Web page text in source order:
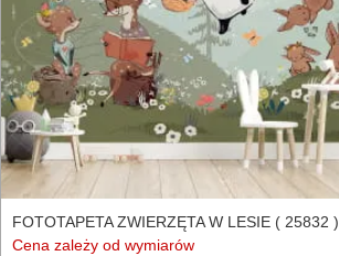
FOTOTAPETA ZWIERZĘTA W LESIE ( 25832 )
Cena zależy od wymiarów